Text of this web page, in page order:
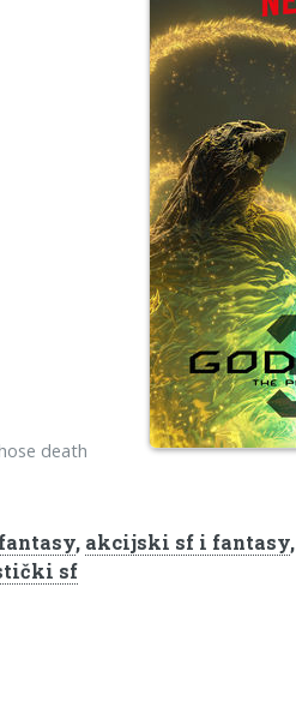
death
, akcijski sf i fantasy,
sf